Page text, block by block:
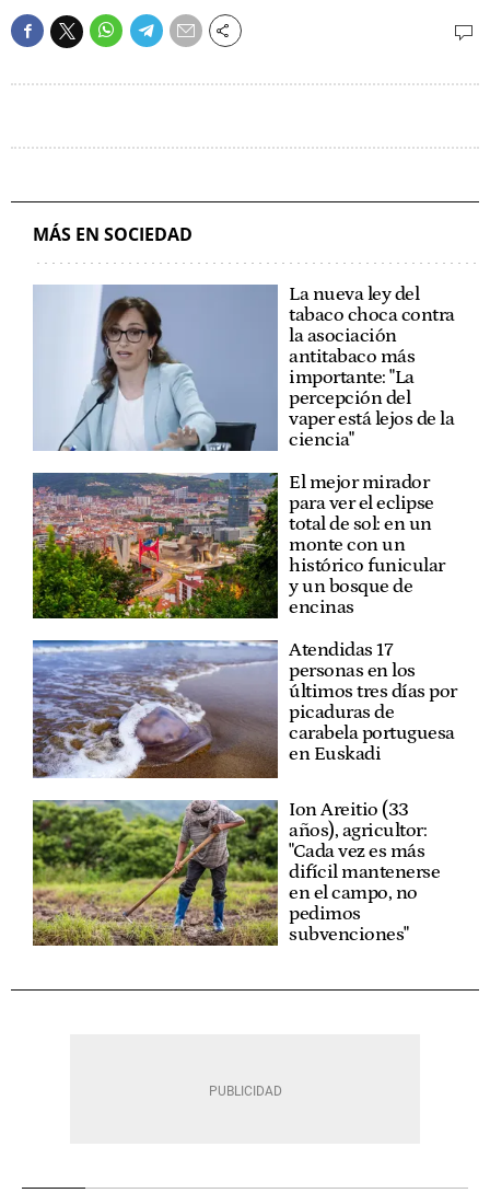
MÁS EN SOCIEDAD
La nueva ley del
tabaco choca contra
la asociación
antitabaco más
importante: "La
percepción del
vaper está lejos de la
ciencia"
El mejor mirador
para ver el eclipse
total de sol: en un
monte con un
histórico funicular
y un bosque de
encinas
Atendidas 17
personas en los
últimos tres días por
picaduras de
carabela portuguesa
en Euskadi
Ion Areitio (33
años), agricultor:
"Cada vez es más
difícil mantenerse
en el campo, no
pedimos
subvenciones"